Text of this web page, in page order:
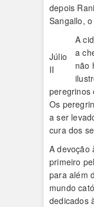
depois
Sangallo,
Júlio
II
A
a
não
peregrinos
Os
a ser
cura dos
A devoção
primeiro
para além
mundo
dedicados